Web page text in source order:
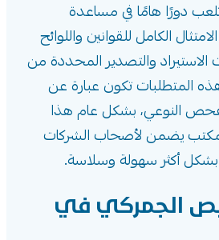
دورًا هامًا في مساعدة
الكامل للقوانين واللوائح
الاستيراد والتصدير المحددة من
هذه المتطلبات تكون عبارة عن
النوعي، بشكل عام هذا
يضمن لأصحاب الشركات
بشكل أكثر سهولة وسلاسة.
الجمركي في